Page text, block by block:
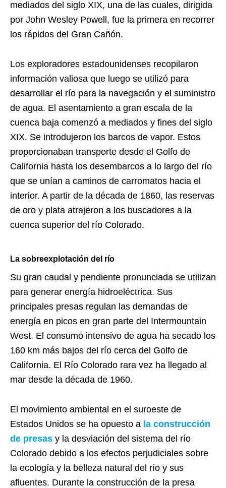
mediados del siglo XIX, una de las cuales, dirigida
por John Wesley Powell, fue la primera en recorrer
los rápidos del Gran Cañón.
Los exploradores estadounidenses recopilaron
información valiosa que luego se utilizó para
desarrollar el río para la navegación y el suministro
de agua. El asentamiento a gran escala de la
cuenca baja comenzó a mediados y fines del siglo
XIX. Se introdujeron los barcos de vapor. Estos
proporcionaban transporte desde el Golfo de
California hasta los desembarcos a lo largo del río
que se unían a caminos de carromatos hacia el
interior. A partir de la década de 1860, las reservas
de oro y plata atrajeron a los buscadores a la
cuenca superior del río Colorado.
La sobreexplotación del río
Su gran caudal y pendiente pronunciada se utilizan
para generar energía hidroeléctrica. Sus
principales presas regulan las demandas de
energía en picos en gran parte del Intermountain
West. El consumo intensivo de agua ha secado los
160 km más bajos del río cerca del Golfo de
California. El Río Colorado rara vez ha llegado al
mar desde la década de 1960.
El movimiento ambiental en el suroeste de
Estados Unidos se ha opuesto a la construcción
de presas y la desviación del sistema del río
Colorado debido a los efectos perjudiciales sobre
la ecología y la belleza natural del río y sus
afluentes. Durante la construcción de la presa